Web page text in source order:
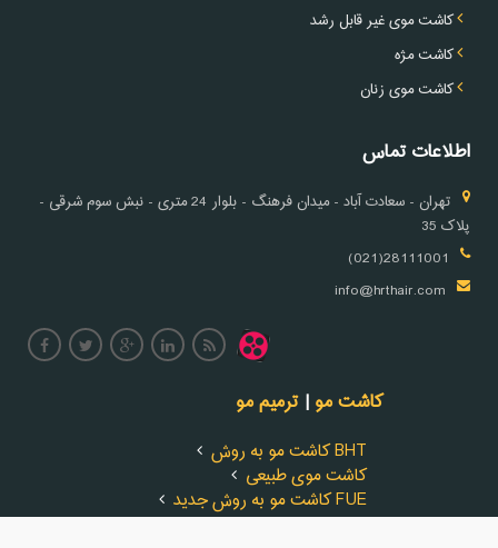
کاشت موی غیر قابل رشد
کاشت مژه
کاشت موی زنان
اطلاعات تماس
تهران - سعادت آباد - میدان فرهنگ - بلوار 24 متری - نبش سوم شرقی -
پلاک 35
28111001(021)
info@hrthair.com
کاشت مو | ترمیم مو
کاشت مو به روش BHT
کاشت موی طبیعی
کاشت مو به روش جدید FUE